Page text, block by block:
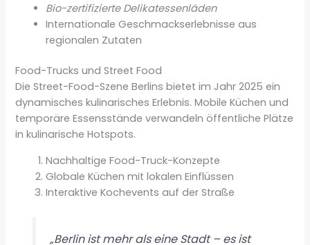
Bio-zertifizierte Delikatessenläden
Internationale Geschmackserlebnisse aus
regionalen Zutaten
Food-Trucks und Street Food
Die Street-Food-Szene Berlins bietet im Jahr 2025 ein
dynamisches kulinarisches Erlebnis. Mobile Küchen und
temporäre Essensstände verwandeln öffentliche Plätze
in kulinarische Hotspots.
Nachhaltige Food-Truck-Konzepte
Globale Küchen mit lokalen Einflüssen
Interaktive Kochevents auf der Straße
„Berlin ist mehr als eine Stadt – es ist